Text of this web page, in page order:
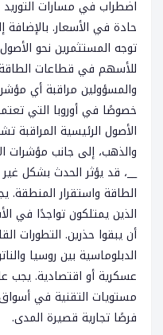
اضطراب في مسارات
حادة في الأسعار.
توجه المستثمرين نحو
للأسهم في قطاعات الطاقة
والمسؤولين مراقبة أي
خصوصًا في أوروبا التي
الأصول الرئيسية المراقبة
والذهب، إلى جانب مؤشرات
__، قد يؤثر الحدث بشكل
الطاقة واستقرار المنطقة.
الذين يمتلكون تواجدًا في
أن يبقوا حذرين. التطورات
الدبلوماسية بين روسيا
عسكرية أو اقتصادية. يجب
مستويات التقنية في
فرصًا تجارية قصيرة المدى.